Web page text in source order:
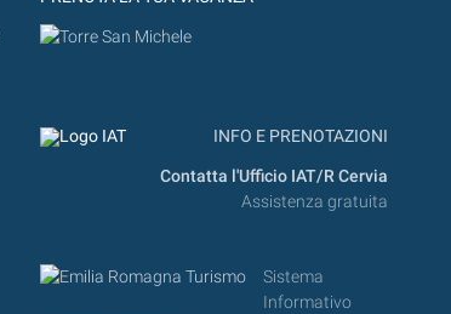
INFO E PRENOTAZIONI
Contatta l'Ufficio IAT/R Cervia
Assistenza gratuita
Sistema
Informativo